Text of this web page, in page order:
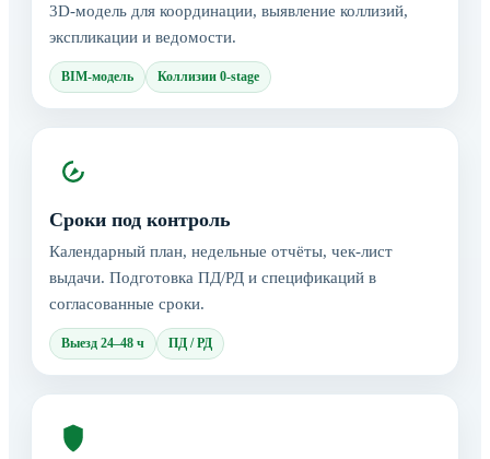
3D-модель для координации, выявление коллизий,
экспликации и ведомости.
BIM-модель Коллизии 0-stage
Сроки под контроль
Календарный план, недельные отчёты, чек-лист
выдачи. Подготовка ПД/РД и спецификаций в
согласованные сроки.
Выезд 24–48 ч ПД / РД